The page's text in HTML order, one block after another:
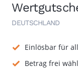
DEUTSCHLAND
Einlösbar für
Betrag frei